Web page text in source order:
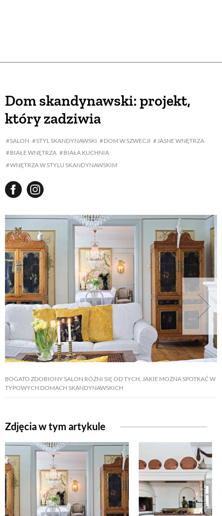
Dom skandynawski: projekt,
który zadziwia
SALON STYL SKANDYNAWSKI DOM W SZWECJI
JASNE WNĘTRZA
BIAŁE WNĘTRZA
BIAŁA KUCHNIA
WNĘTRZA W STYLU SKANDYNAWSKIM
BOGATO ZDOBIONY SALON RÓŻNI SIĘ OD TYCH, JAKIE MOŻNA SPOTKAĆ W
TYPOWYCH DOMACH SKANDYNAWSKICH
Zdjęcia w tym artykule